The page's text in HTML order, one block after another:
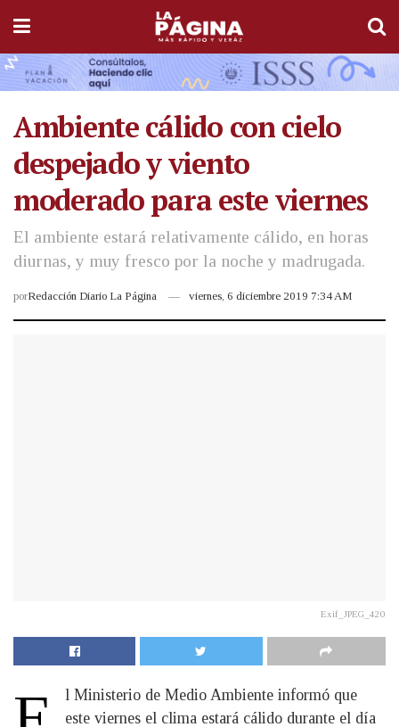
Ambiente cálido con cielo
despejado y viento
moderado para este viernes
El ambiente estará relativamente cálido, en horas
diurnas, y muy fresco por la noche y madrugada.
porRedacción Diario La Página viernes, 6 diciembre 2019 7:34 AM
Exif_JPEG_420
l Ministerio de Medio Ambiente informó que
este viernes el clima estará cálido durante el día